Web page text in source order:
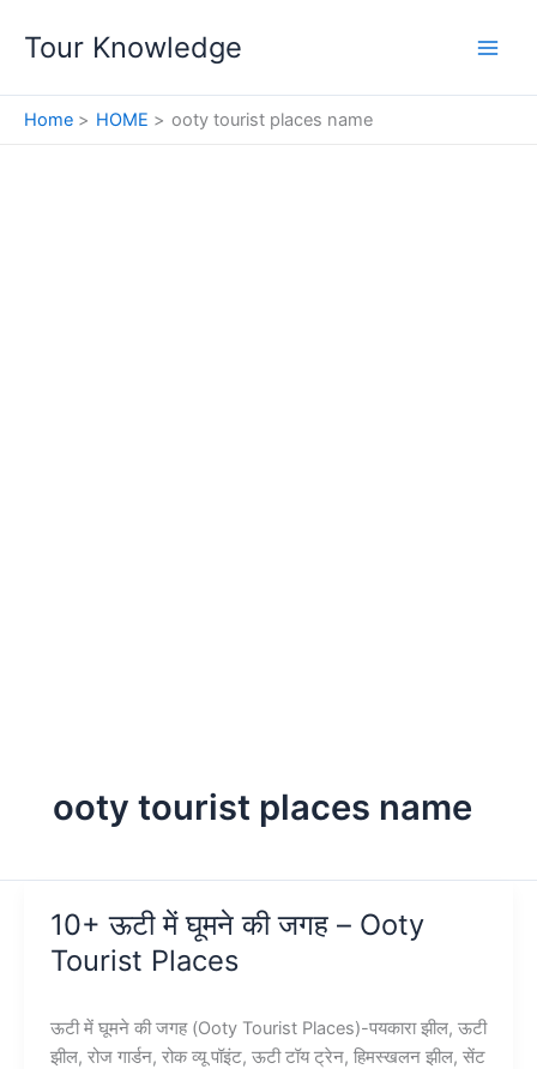
Tour Knowledge
Home HOME ooty tourist places name
ooty tourist places name
10+ ऊटी में घूमने की जगह – Ooty
Tourist Places
ऊटी में घूमने की जगह (Ooty Tourist Places)-पयकारा झील, ऊटी
झील, रोज गार्डन, रोक व्यू पॉइंट, ऊटी टॉय ट्रेन, हिमस्खलन झील, सेंट